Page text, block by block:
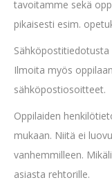
tavoitamme sekä
pikaisesti esim.
Ilmoita myös
sähköpostiosoitteet.
Oppilaiden
mukaan. Niitä ei
vanhemmilleen.
asiasta rehtorille.